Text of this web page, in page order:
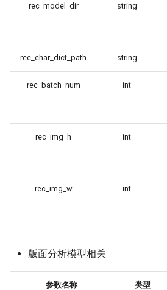
rec_model_dir string
rec_char_dict_path string
rec_batch_num int
rec_img_h int
rec_img_w int
版面分析模型相关
参数名称 类型